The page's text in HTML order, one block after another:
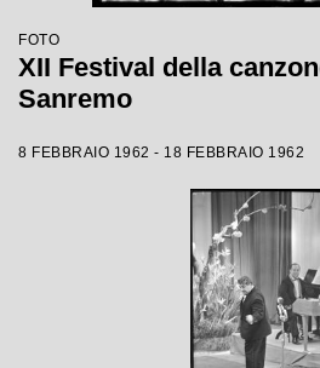
FOTO
XII Festival della
Sanremo
8 FEBBRAIO 1962 - 18 FEBBRAIO 1962